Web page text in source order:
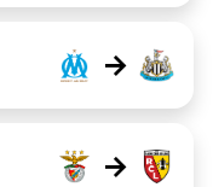
→
→